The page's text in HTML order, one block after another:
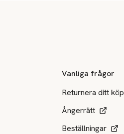
Vanliga frågor
Returnera ditt köp
Ångerrätt
Beställningar